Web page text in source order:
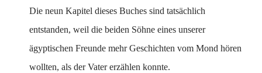
Die neun Kapitel dieses Buches sind tatsächlich
entstanden, weil die beiden Söhne eines unserer
ägyptischen Freunde mehr Geschichten vom Mond hören
wollten, als der Vater erzählen konnte.